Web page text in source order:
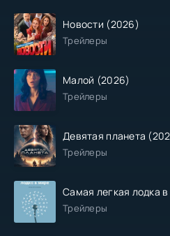
Новости (2026)
Трейлеры
Малой (2026)
Трейлеры
Девятая планета
Трейлеры
Самая легкая лодка
Трейлеры